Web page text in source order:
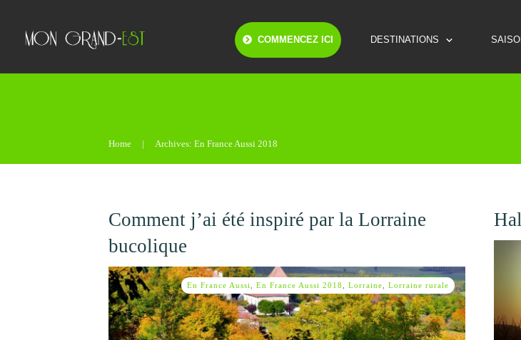
COMMENCEZ ICI DESTINATIONS
Home | Archives: En France Aussi 2018
Comment j’ai été inspiré par la Lorraine
bucolique
En France Aussi En France Aussi 2018 Lorraine Lorraine rurale